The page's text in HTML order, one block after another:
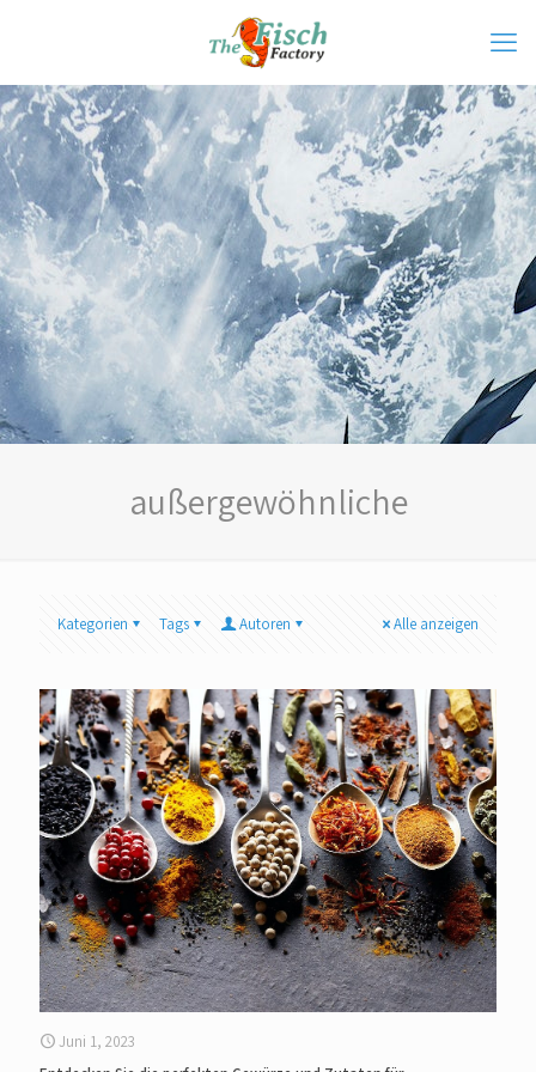
außergewöhnliche
Kategorien Tags Autoren Alle anzeigen
Juni 1, 2023